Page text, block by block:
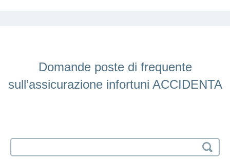
Domande poste di frequente
sull’assicurazione infortuni ACCIDENTA
input